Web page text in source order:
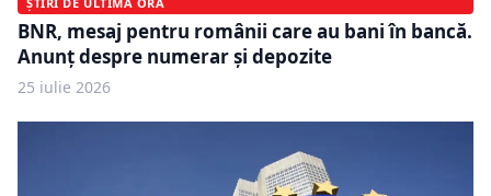
BNR, mesaj pentru românii care au bani în bancă.
Anunț despre numerar și depozite
25 iulie 2026